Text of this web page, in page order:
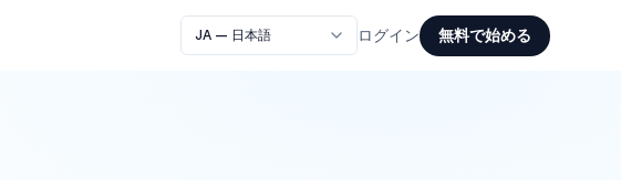
ログイン 無料で始める